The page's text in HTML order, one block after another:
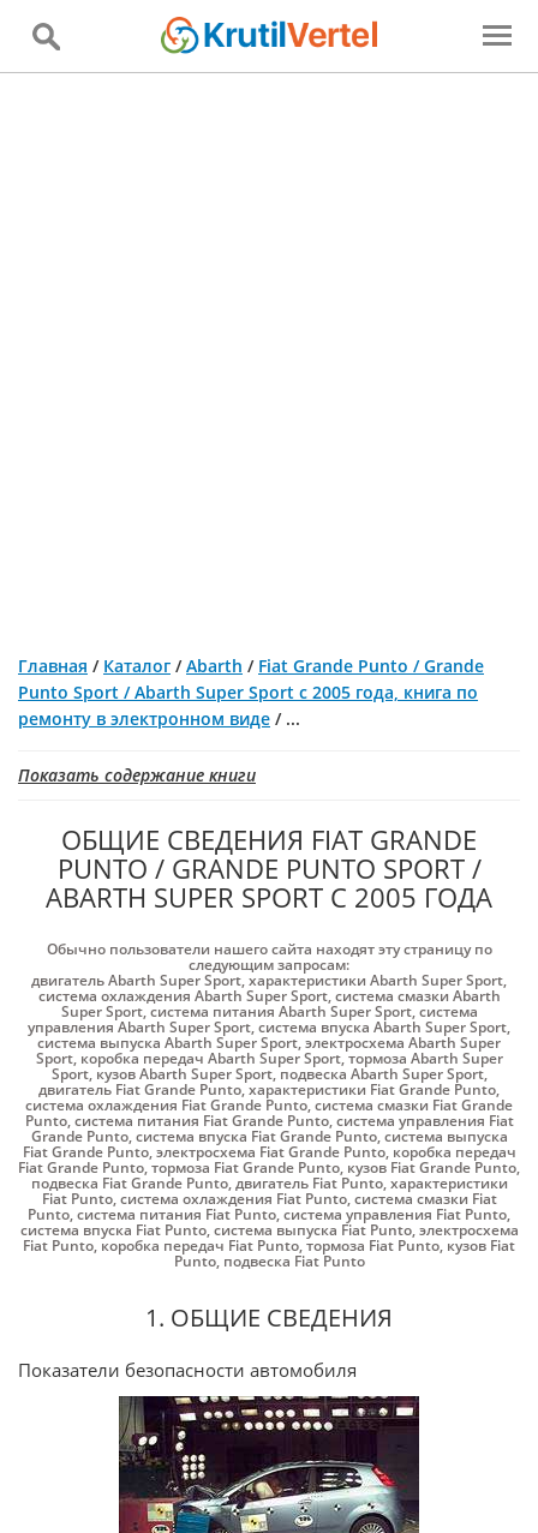
Главная / Каталог /Abarth / Fiat Grande Punto / Grande
Punto Sport / Abarth Super Sport с 2005 года, книга по
ремонту в электронном виде / ...
Показать содержание книги
ОБЩИЕ СВЕДЕНИЯ FIAT GRANDE
PUNTO / GRANDE PUNTO SPORT /
ABARTH SUPER SPORT С 2005 ГОДА
Обычно пользователи нашего сайта находят эту страницу по
следующим запросам:
двигатель Abarth Super Sport,характеристики Abarth Super Sport,
система охлаждения Abarth Super Sport,система смазки Abarth
Super Sport,система питания Abarth Super Sport,система
управления Abarth Super Sport,система впуска Abarth Super Sport,
система выпуска Abarth Super Sport,электросхема Abarth Super
Sport, коробка передач Abarth Super Sport,тормоза Abarth Super
Sport, кузов Abarth Super Sport,подвеска Abarth Super Sport,
двигатель Fiat Grande Punto,характеристики Fiat Grande Punto,
система охлаждения Fiat Grande Punto,система смазки Fiat Grande
Punto,система питания Fiat Grande Punto,система управления Fiat
Grande Punto,система впуска Fiat Grande Punto,система выпуска
Fiat Grande Punto,электросхема Fiat Grande Punto, коробка передач
Fiat Grande Punto,тормоза Fiat Grande Punto, кузов Fiat Grande Punto,
подвеска Fiat Grande Punto,двигатель Fiat Punto,характеристики
Fiat Punto,система охлаждения Fiat Punto,система смазки Fiat
Punto,система питания Fiat Punto,система управления Fiat Punto,
система впуска Fiat Punto,система выпуска Fiat Punto,электросхема
Fiat Punto,коробка передач Fiat Punto,тормоза Fiat Punto, кузов Fiat
Punto, подвеска Fiat Punto
1. ОБЩИЕ СВЕДЕНИЯ
Показатели безопасности автомобиля